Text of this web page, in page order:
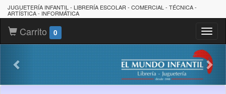
JUGUETERÍA INFANTIL - LIBRERÍA ESCOLAR - COMERCIAL - TÉCNICA -
ARTÍSTICA - INFORMÁTICA
Carrito 0